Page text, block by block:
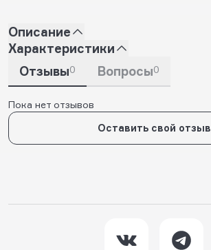
Описание
Характеристики
Отзывы0 Вопросы0
Пока нет отзывов
Оставить свой отзыв